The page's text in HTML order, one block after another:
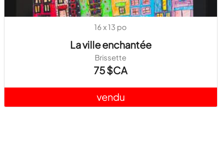
16 x 13 po
La ville enchantée
Brissette
75 $CA
vendu